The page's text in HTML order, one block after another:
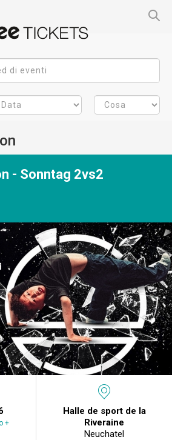
- Sonntag 2vs2
+
Halle de sport de la
Riveraine
Neuchatel